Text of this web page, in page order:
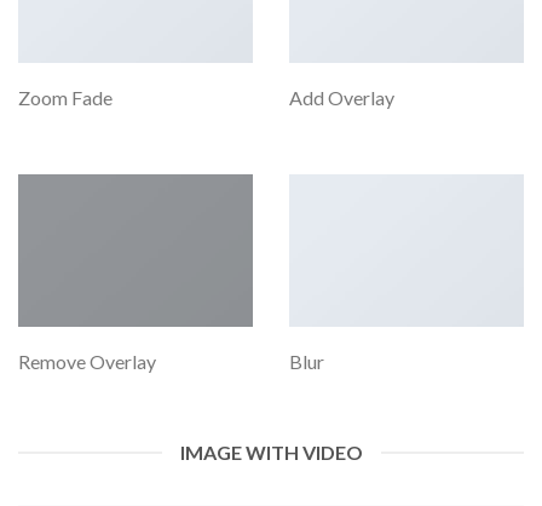
Zoom Fade Add Overlay
Remove Overlay Blur
IMAGE WITH VIDEO